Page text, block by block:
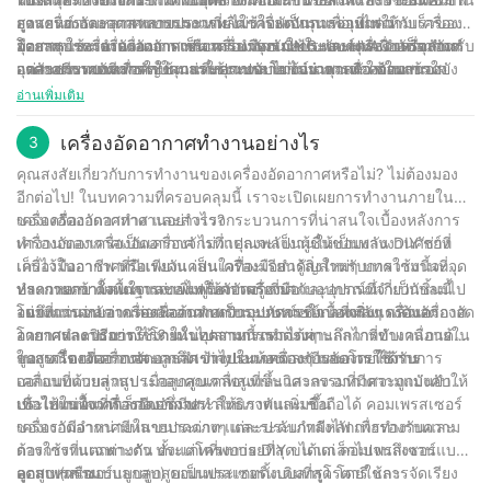
สูง เครื่องอัดอากาศแบบแรงเหวี่ยงใช้ใบพัดหมุนเพื่อเพิ่มความเร็วของ
อากาศ และเครื่องอัดอากาศตามแนวแกนใช้ใบพัดหมุนเพื่ออัดอากาศ
แต่ละประเภทมีการใช้งานและคุณประโยชน์เฉพาะตัว ตอบสนอง
ความต้องการที่แตกต่างกันในอุตสาหกรรมต่างๆ
ยานยนต์ และอุตสาหกรรมการผลิต เครื่องจักรและอุปกรณ์
อุตสาหกรรมจำนวนมาก เช่น เครื่องจักร CNC และเครื่องบรรจุภัณฑ์
อาศัยอากาศอัดเพื่อควบคุมส่วนประกอบบางอย่าง เครื่องอัดอากาศยัง
เป็นส่วนสำคัญในระบบ HVAC การใช้งานในเหมืองแร่และการ
อุปกรณ์และฟังก์ชันเครื่องมือต่างๆ
อุตสาหกรรมหลากหลายประเภท ไม่ว่าจะเป็นการจ่ายไฟให้กับเครื่อง
มือ การใช้งานเครื่องจักร หรือการบำรุงรักษาระบบ HVAC เครื่องอัด
อากาศมีบทบาทสำคัญในการใช้งานนับไม่ถ้วน การทำความเข้าใจ
เกี่ยวกับเครื่องอัดอากาศประเภทต่างๆ และการใช้งานสามารถช่วยให้
เฉพาะของตนได้ ด้วยประสบการณ์กว่า 30 ปีในอุตสาหกรรม บริษัท
ของเรามีความภาคภูมิใจในการนำเสนอโซลูชั่นเครื่องอัดอากาศที่เชื่อ
ถือได้และมีประสิทธิภาพสำหรับอุตสาหกรรมต่างๆ
โดยสรุป เครื่องอัดอากาศเป็นเครื่องมืออเนกประสงค์และจำเป็นสำหรับ
อุตสาหกรรมและการใช้งานที่หลากหลาย ไม่ว่าคุณจะใช้ในการ
ก่อสร้าง การผลิต หรือโครงการปรับปรุงบ้าน เครื่องอัดอากาศที่เหมาะ
ประสบการณ์ 30 ปีในอุตสาหกรรม บริษัทของเราเข้าใจถึงความสำคัญ
ของการเลือกเครื่องอัดอากาศที่เหมาะกับความต้องการเฉพาะของคุณ
เราทุ่มเทในการจัดหาเครื่องอัดอากาศคุณภาพสูงและการบริการลูกค้า
ที่เป็นเลิศเพื่อช่วยให้คุณทำงานสำเร็จลุล่วงได้ ดังนั้นไม่ว่าคุณจะเป็น
มืออาชีพในอุตสาหกรรมหรือผู้ที่ชื่นชอบงาน DIY การลงทุนซื้อเครื่อง
อัดอากาศจะพิสูจน์ได้ว่าเป็นส่วนเสริมที่มีคุณค่าสำหรับชุดเครื่องมือ
ของคุณอย่างไม่ต้องสงสัย
อ่านเพิ่มเติม
3 เครื่องอัดอากาศทำงานอย่างไร
คุณสงสัยเกี่ยวกับการทำงานของเครื่องอัดอากาศหรือไม่? ไม่ต้องมอง
อีกต่อไป! ในบทความที่ครอบคลุมนี้ เราจะเปิดเผยการทำงานภายใน
ของเครื่องอัดอากาศ และสำรวจกระบวนการที่น่าสนใจเบื้องหลังการ
ทำงานของเครื่องอัดอากาศ ไม่ว่าคุณจะเป็นผู้ชื่นชอบงาน DIY ช่าง
เครื่องมืออาชีพ หรือเพียงแค่สนใจที่จะเรียนรู้สิ่งใหม่ๆ บทความนี้จะจุด
ประกายความสนใจและเพิ่มพูนความรู้เกี่ยวกับอุปกรณ์ที่จำเป็นชิ้นนี้
อย่างแน่นอน อ่านต่อเพื่อค้นพบความมหัศจรรย์เบื้องหลังเครื่องอัด
อากาศและวิธีการใช้งานในอุตสาหกรรมต่างๆ
เครื่องอัดอากาศทำงานอย่างไร?
เครื่องอัดอากาศเป็นเครื่องจักรที่แปลงพลังงานให้เป็นพลังงานศักย์ที่
เก็บไว้ในอากาศที่มีแรงดัน เป็นเครื่องมือสำคัญสำหรับการใช้งานที่
หลากหลาย ตั้งแต่การจ่ายไฟให้กับเครื่องมือและอุปกรณ์เกี่ยวกับลมไป
จนถึงการจ่ายอากาศสะอาดสำหรับระบบหายใจ แต่จริงๆ แล้วเครื่องอัด
อากาศทำงานอย่างไร? ในบทความนี้ เราจะเจาะลึกการทำงานภายใน
ของเครื่องอัดอากาศ และสำรวจประเภทต่างๆ และการใช้งาน
ทำความเข้าใจพื้นฐานของเครื่องอัดอากาศ
โดยที่แกนหลัก เครื่องอัดอากาศเป็นอุปกรณ์เชิงกลที่เพิ่มแรงดันอากาศ
โดยการลดปริมาตร โดยทั่วไปสามารถทำได้ผ่านกลไกที่ขับเคลื่อนด้วย
ลูกสูบ โดยที่อากาศจะถูกดึงเข้าไปในห้องและบีบอัดโดยใช้การ
เคลื่อนที่แบบลูกสูบ เมื่อลูกสูบเคลื่อนที่ขึ้นและลง อากาศจะถูกบังคับให้
เข้าไปในพื้นที่ที่เล็กลง ซึ่งจะทำให้แรงดันเพิ่มขึ้น
ในกรณีของเครื่องอัดอากาศ Jinyuan เครื่องจักรของเราได้รับการ
ออกแบบด้วยส่วนประกอบคุณภาพสูงและวิศวกรรมที่มีความแม่นยำ
เพื่อให้แน่ใจว่าการบีบอัดมีประสิทธิภาพและเชื่อถือได้ คอมเพรสเซอร์
ของเรามีจำหน่ายในขนาดต่างๆ และระดับกำลังไฟ เพื่อรองรับความ
ต้องการที่แตกต่างกัน ตั้งแต่โครงการ DIY ขนาดเล็กไปจนถึงงาน
อุตสาหกรรม
ประเภทของเครื่องอัดอากาศ
เครื่องอัดอากาศมีหลายประเภท แต่ละประเภทมีหลักการทำงานและ
การใช้งานเฉพาะตัว ประเภทที่พบบ่อยที่สุด ได้แก่ คอมเพรสเซอร์แบบ
ลูกสูบ (หรือแบบลูกสูบ) คอมเพรสเซอร์แบบสกรูโรตารี และ
คอมเพรสเซอร์แบบลูกสูบเป็นประเภทดั้งเดิมที่สุด โดยใช้การจัดเรียง